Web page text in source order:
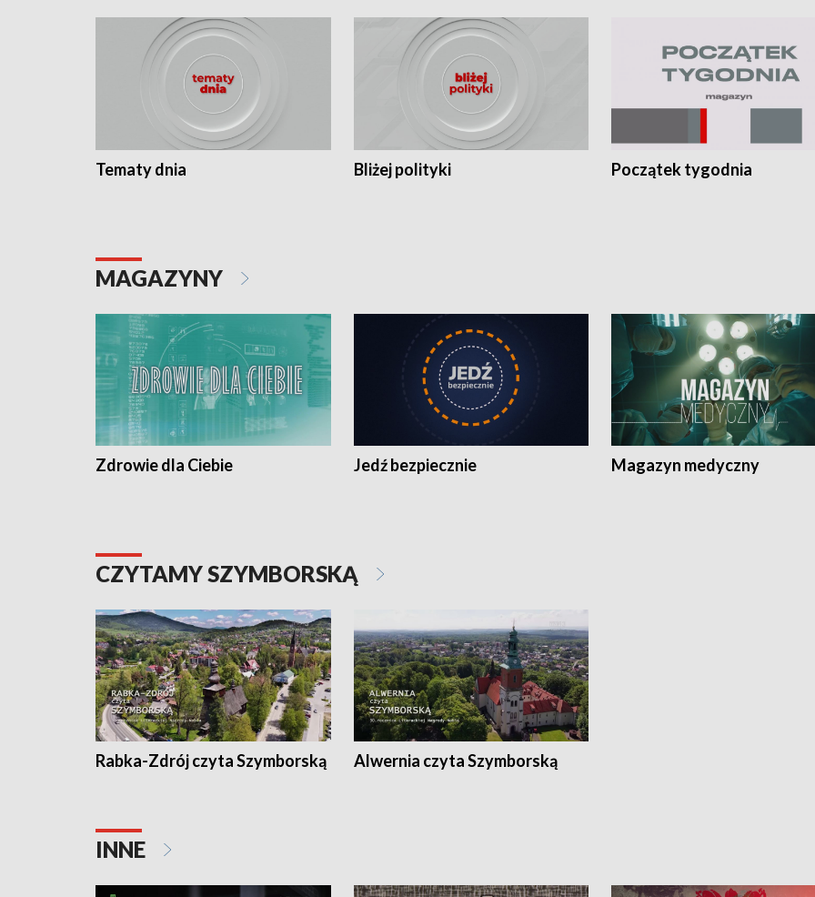
Tematy dnia Bliżej polityki Początek tygodnia
MAGAZYNY
Zdrowie dla Ciebie Jedź bezpiecznie Magazyn medyczny
CZYTAMY SZYMBORSKĄ
Rabka-Zdrój czyta Szymborską Alwernia czyta Szymborską
INNE